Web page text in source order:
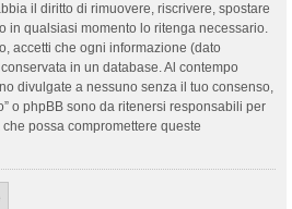
il diritto di rimuovere, riscrivere, spostare
in qualsiasi momento lo ritenga necessario.
accetti che ogni informazione (dato
in un database. Al contempo
divulgate a nessuno senza il tuo consenso,
o phpBB sono da ritenersi responsabili per
possa compromettere queste